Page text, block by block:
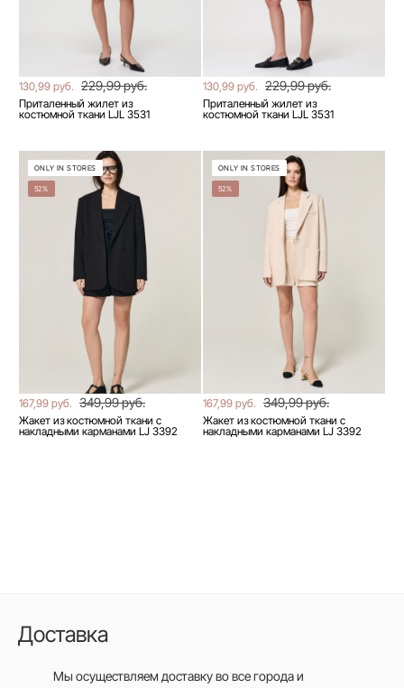
130,99 руб. 229,99 руб.
Приталенный жилет из
костюмной ткани LJL 3531
130,99 руб. 229,99 руб.
Приталенный жилет из
костюмной ткани LJL 3531
ONLY IN STORES
52%
167,99 руб. 349,99 руб.
Жакет из костюмной ткани с
накладными карманами LJ 3392
ONLY IN STORES
52%
167,99 руб. 349,99 руб.
Жакет из костюмной ткани с
накладными карманами LJ 3392
Доставка
Мы осуществляем доставку во все городаи